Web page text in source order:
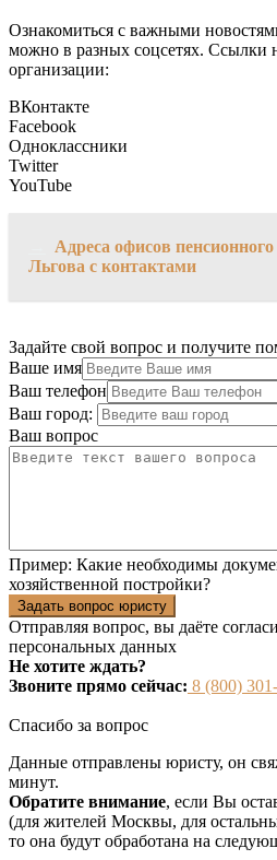
Ознакомиться с важными
можно в разных соцсетях. Ссылки
организации:
ВКонтакте
Facebook
Одноклассники
Twitter
YouTube
Адреса офисов
Льгова с контактами
Задайте свой вопрос и получите
Ваше имя
Ваш телефон
Ваш город:
Ваш вопрос
Пример: Какие необходимы
хозяйственной постройки?
Задать вопрос юристу
Отправляя вопрос, вы даёте
персональных данных
Не хотите ждать?
Звоните прямо сейчас: 8 (800)
Спасибо за вопрос
Данные отправлены юристу, он
минут.
Обратите внимание, если Вы
(для жителей Москвы, для
то она будут обработана на